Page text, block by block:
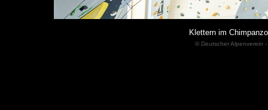
Klettern im
© Deutscher Alpenverein